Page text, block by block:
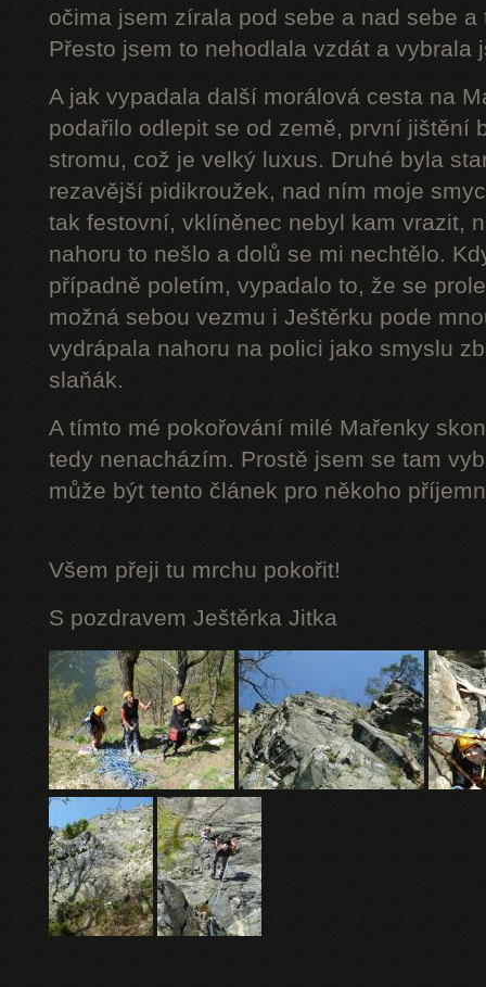
očima jsem zírala pod sebe a nad sebe
Přesto jsem to nehodlala vzdát a vybrala
A jak vypadala další morálová cesta na
podařilo odlepit se od země, první jištění
stromu, což je velký luxus. Druhé byla
rezavější pidikroužek, nad ním moje
tak festovní, vklíněnec nebyl kam vrazit,
nahoru to nešlo a dolů se mi nechtělo.
případně poletím, vypadalo to, že se
možná sebou vezmu i Ještěrku pode
vydrápala nahoru na polici jako smyslu
slaňák.
A tímto mé pokořování milé Mařenky
tedy nenacházím. Prostě jsem se tam
může být tento článek pro někoho
Všem přeji tu mrchu pokořit!
S pozdravem Ještěrka Jitka